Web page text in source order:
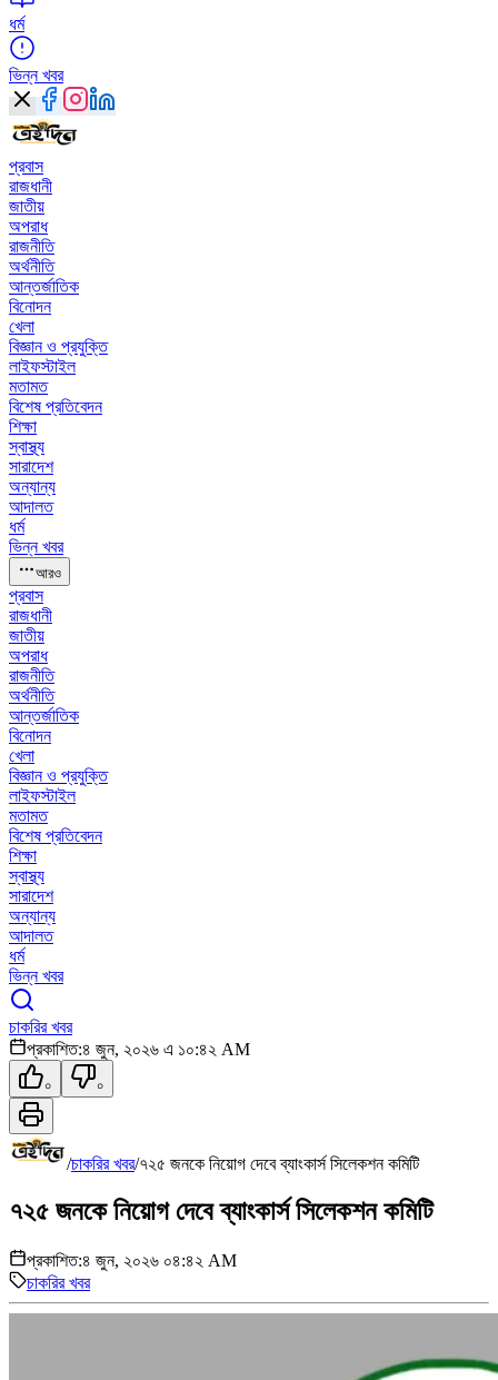
ধর্ম
ভিন্ন খবর
প্রবাস
রাজধানী
জাতীয়
অপরাধ
রাজনীতি
অর্থনীতি
আন্তর্জাতিক
বিনোদন
খেলা
বিজ্ঞান ও প্রযুক্তি
লাইফস্টাইল
মতামত
বিশেষ প্রতিবেদন
শিক্ষা
স্বাস্থ্য
সারাদেশ
অন্যান্য
আদালত
ধর্ম
ভিন্ন খবর
আরও
প্রবাস
রাজধানী
জাতীয়
অপরাধ
রাজনীতি
অর্থনীতি
আন্তর্জাতিক
বিনোদন
খেলা
বিজ্ঞান ও প্রযুক্তি
লাইফস্টাইল
মতামত
বিশেষ প্রতিবেদন
শিক্ষা
স্বাস্থ্য
সারাদেশ
অন্যান্য
আদালত
ধর্ম
ভিন্ন খবর
চাকরির খবর
প্রকাশিত:৪ জুন, ২০২৬ এ ১০:৪২ AM
০ ০
/চাকরির খবর/৭২৫ জনকে নিয়োগ দেবে ব্যাংকার্স সিলেকশন কমিটি
৭২৫ জনকে নিয়োগ দেবে ব্যাংকার্স সিলেকশন কমিটি
প্রকাশিত:৪ জুন, ২০২৬ ০৪:৪২ AM
চাকরির খবর